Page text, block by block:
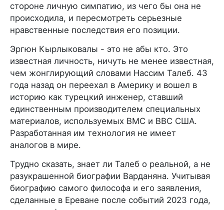
стороне личную симпатию, из чего бы она не
происходила, и пересмотреть серьезные
нравственные последствия его позиции.
Эргюн Кырлыковалы - это не абы кто. Это
известная личность, ничуть не менее известная,
чем жонглирующий словами Нассим Талеб. 43
года назад он переехал в Америку и вошел в
историю как турецкий инженер, ставший
единственным производителем специальных
материалов, используемых ВМС и ВВС США.
Разработанная им технология не имеет
аналогов в мире.
Трудно сказать, знает ли Талеб о реальной, а не
разукрашенной биографии Варданяна. Учитывая
биографию самого философа и его заявления,
сделанные в Ереване после событий 2023 года,